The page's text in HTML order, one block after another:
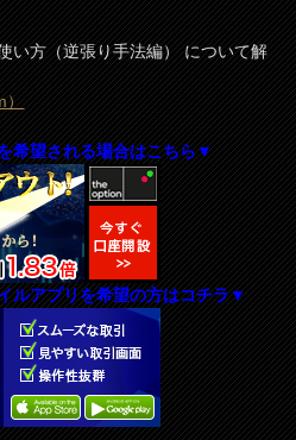
い方（逆張り手法編） について解
）
希望される場合はこちら▼
ルアプリを希望の方はコチラ▼